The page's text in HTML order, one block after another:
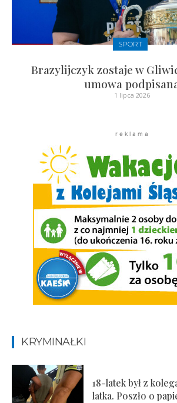
SPORT
Brazylijczyk zostaje w
umowa
1 lipca 2026
r e k l a m a
KRYMINAŁKI
18-latek był z
latka. Poszło o